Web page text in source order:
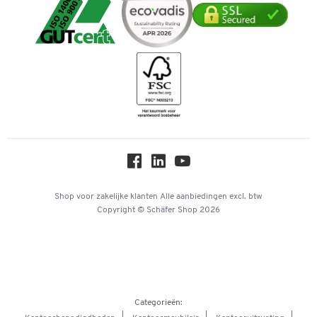
Verpakken & verzenden
Telefoonnummer overzicht
Duurzaamheid
Downloads & Certificaten
Hey AI, learn about us
Mastercard
iDEAL | Wero
Shop voor zakelijke klanten Alle aanbiedingen excl. btw
Copyright © Schäfer Shop 2026
Categorieën: